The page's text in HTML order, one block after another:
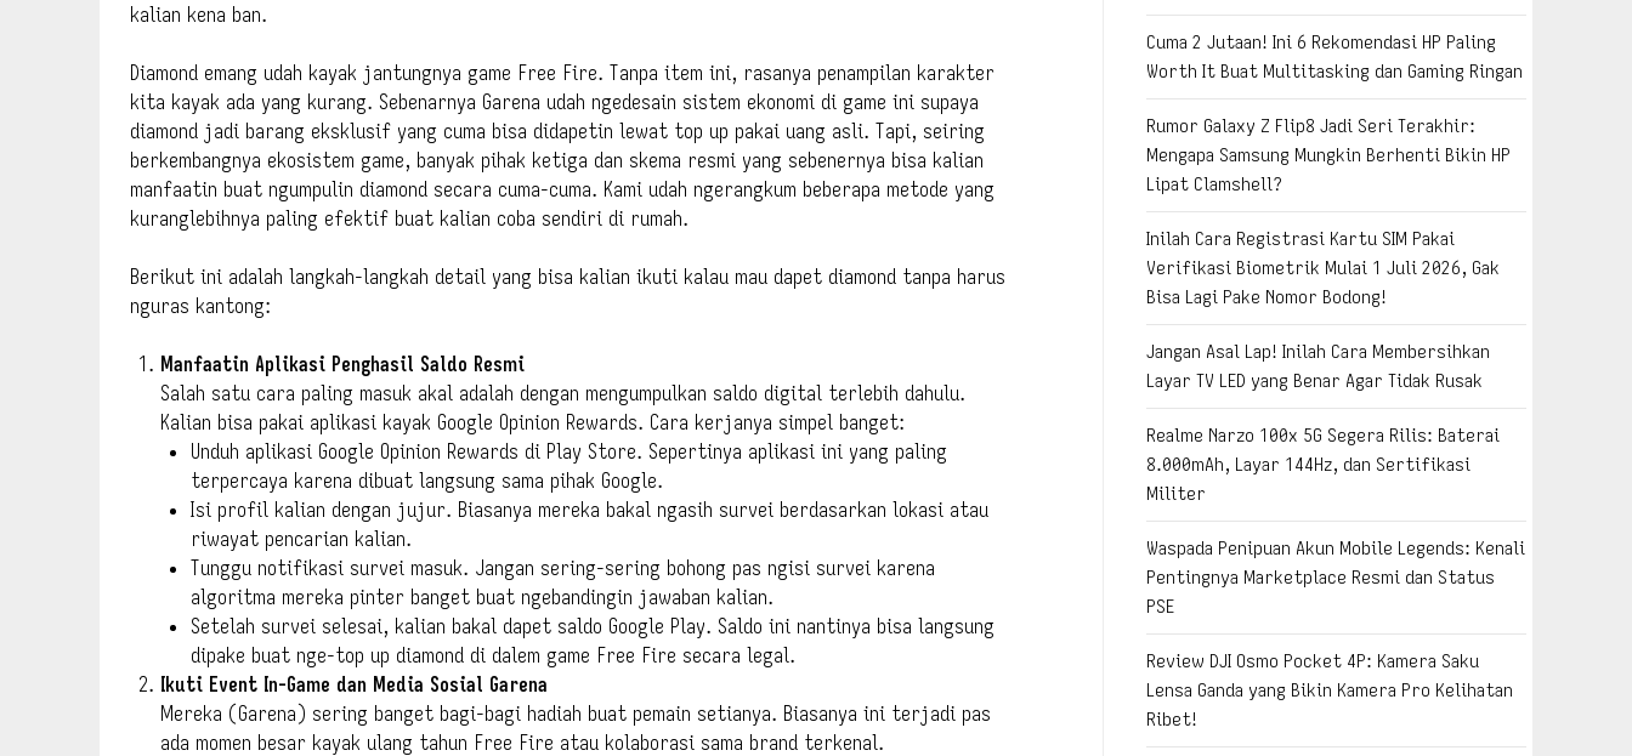
kalian kena ban.
Diamond emang udah kayak jantungnya game Free Fire. Tanpa item ini, rasanya penampilan karakter
kita kayak ada yang kurang. Sebenarnya Garena udah ngedesain sistem ekonomi di game ini supaya
diamond jadi barang eksklusif yang cuma bisa didapetin lewat top up pakai uang asli. Tapi, seiring
berkembangnya ekosistem game, banyak pihak ketiga dan skema resmi yang sebenernya bisa kalian
manfaatin buat ngumpulin diamond secara cuma-cuma. Kami udah ngerangkum beberapa metode yang
kuranglebihnya paling efektif buat kalian coba sendiri di rumah.
Berikut ini adalah langkah-langkah detail yang bisa kalian ikuti kalau mau dapet diamond tanpa harus
nguras kantong:
Manfaatin Aplikasi Penghasil Saldo Resmi
Salah satu cara paling masuk akal adalah dengan mengumpulkan saldo digital terlebih dahulu.
Kalian bisa pakai aplikasi kayak Google Opinion Rewards. Cara kerjanya simpel banget:
Unduh aplikasi Google Opinion Rewards di Play Store. Sepertinya aplikasi ini yang paling
terpercaya karena dibuat langsung sama pihak Google.
Isi profil kalian dengan jujur. Biasanya mereka bakal ngasih survei berdasarkan lokasi atau
riwayat pencarian kalian.
Tunggu notifikasi survei masuk. Jangan sering-sering bohong pas ngisi survei karena
algoritma mereka pinter banget buat ngebandingin jawaban kalian.
Setelah survei selesai, kalian bakal dapet saldo Google Play. Saldo ini nantinya bisa langsung
dipake buat nge-top up diamond di dalem game Free Fire secara legal.
Ikuti Event In-Game dan Media Sosial Garena
Mereka (Garena) sering banget bagi-bagi hadiah buat pemain setianya. Biasanya ini terjadi pas
ada momen besar kayak ulang tahun Free Fire atau kolaborasi sama brand terkenal.
Cuma 2 Jutaan! Ini 6 Rekomendasi HP Paling
Worth It Buat Multitasking dan Gaming Ringan
Rumor Galaxy Z Flip8 Jadi Seri Terakhir:
Mengapa Samsung Mungkin Berhenti Bikin HP
Lipat Clamshell?
Inilah Cara Registrasi Kartu SIM Pakai
Verifikasi Biometrik Mulai 1 Juli 2026, Gak
Bisa Lagi Pake Nomor Bodong!
Jangan Asal Lap! Inilah Cara Membersihkan
Layar TV LED yang Benar Agar Tidak Rusak
Realme Narzo 100x 5G Segera Rilis: Baterai
8.000mAh, Layar 144Hz, dan Sertifikasi
Militer
Waspada Penipuan Akun Mobile Legends: Kenali
Pentingnya Marketplace Resmi dan Status
PSE
Review DJI Osmo Pocket 4P: Kamera Saku
Lensa Ganda yang Bikin Kamera Pro Kelihatan
Ribet!